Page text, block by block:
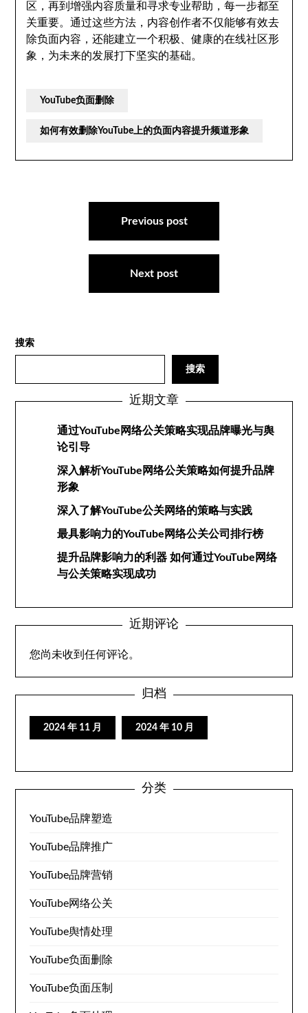
区，再到增强内容质量和寻求专业帮助，每一步都至
关重要。通过这些方法，内容创作者不仅能够有效去
除负面内容，还能建立一个积极、健康的在线社区形
象，为未来的发展打下坚实的基础。
YouTube负面删除
如何有效删除YouTube上的负面内容提升频道形象
Previous post
Next post
搜索
搜索
近期文章
通过YouTube网络公关策略实现品牌曝光与舆
论引导
深入解析YouTube网络公关策略如何提升品牌
形象
深入了解YouTube公关网络的策略与实践
最具影响力的YouTube网络公关公司排行榜
提升品牌影响力的利器 如何通过YouTube网络
与公关策略实现成功
近期评论
您尚未收到任何评论。
归档
2024 年 11 月 2024 年 10 月
分类
YouTube品牌塑造
YouTube品牌推广
YouTube品牌营销
YouTube网络公关
YouTube舆情处理
YouTube负面删除
YouTube负面压制